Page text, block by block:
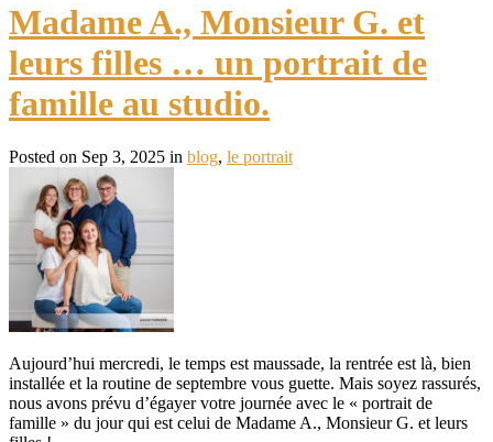
Madame A., Monsieur G. et
leurs filles … un portrait de
famille au studio.
Posted on Sep 3, 2025 in blog, le portrait
Aujourd’hui mercredi, le temps est maussade, la rentrée est là, bien
installée et la routine de septembre vous guette. Mais soyez rassurés,
nous avons prévu d’égayer votre journée avec le « portrait de
famille » du jour qui est celui de Madame A., Monsieur G. et leurs